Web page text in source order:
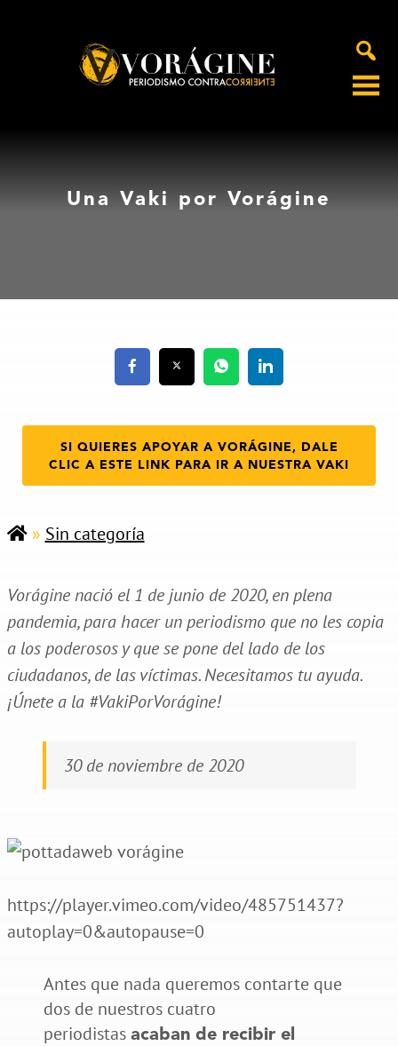
Una Vaki por Vorágine
SI QUIERES APOYAR A VORÁGINE, DALE
CLIC A ESTE LINK PARA IR A NUESTRA VAKI
» Sin categoría
Vorágine nació el 1 de junio de 2020, en plena
pandemia, para hacer un periodismo que no les copia
a los poderosos y que se pone del lado de los
ciudadanos, de las víctimas. Necesitamos tu ayuda.
¡Únete a la #VakiPorVorágine!
30 de noviembre de 2020
https://player.vimeo.com/video/485751437?
autoplay=0&autopause=0
Antes que nada queremos contarte que
dos de nuestros cuatro
periodistas acaban de recibir el